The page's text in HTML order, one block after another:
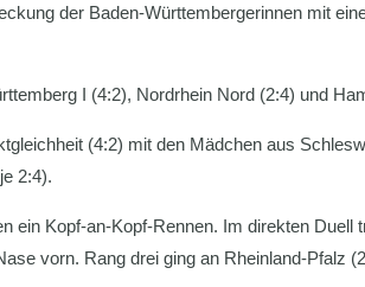
der Baden-Württembergerinnen mit
I (4:2), Nordrhein Nord (2:4) und
(4:2) mit den Mädchen aus
2:4).
ein Kopf-an-Kopf-Rennen. Im direkten Duell
vorn. Rang drei ging an Rheinland-Pfalz